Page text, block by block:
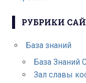
РУБРИКИ
База знаний
База Знаний
Зал славы